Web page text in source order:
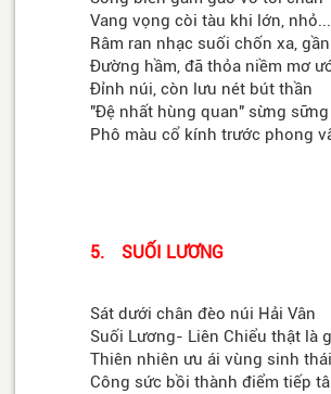
Vang vọng còi tàu khi lớn, nhỏ...
Râm ran nhạc suối chốn xa,
Đường hầm, đã thỏa niềm mơ
Đỉnh núi, còn lưu nét bút thần
"Đệ nhất hùng quan" sừng sững
Phô màu cổ kính trước phong
5. SUỐI LƯƠNG
Sát dưới chân đèo núi Hải Vân
Suối Lương- Liên Chiểu thật là
Thiên nhiên ưu ái vùng sinh thái
Công sức bồi thành điểm tiếp